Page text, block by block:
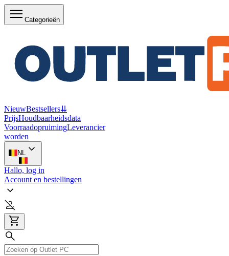
Categorieën
NieuwBestsellers⇊
PrijsHoudbaarheidsdata
VoorraadopruimingLeverancier
worden
NL
Hallo, log in
Account en bestellingen